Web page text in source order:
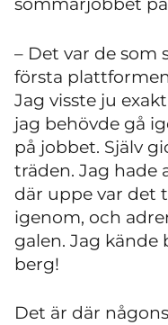
sommarjobbet
– Det var de som
första
Jag visste ju
jag behövde gå
på jobbet. Själv
träden. Jag hade
där uppe var det
igenom, och
galen. Jag kände
berg!
Det är där